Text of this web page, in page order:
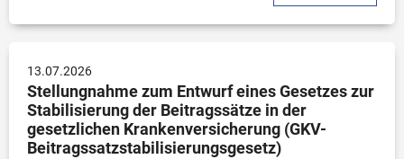
13.07.2026
Stellungnahme zum Entwurf eines Gesetzes zur
Stabilisierung der Beitragssätze in der
gesetzlichen Krankenversicherung (GKV-
Beitragssatzstabilisierungsgesetz)